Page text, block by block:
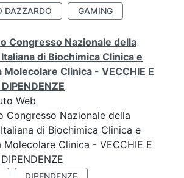
DAZZARDO GAMING
Congresso Nazionale della
di Biochimica Clinica e
Molecolare Clinica - VECCHIE E
Web
Congresso Nazionale della
di Biochimica Clinica e
Molecolare Clinica - VECCHIE E
DIPENDENZE